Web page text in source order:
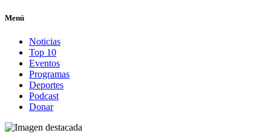
Menú
Noticias
Top 10
Eventos
Programas
Deportes
Podcast
Donar